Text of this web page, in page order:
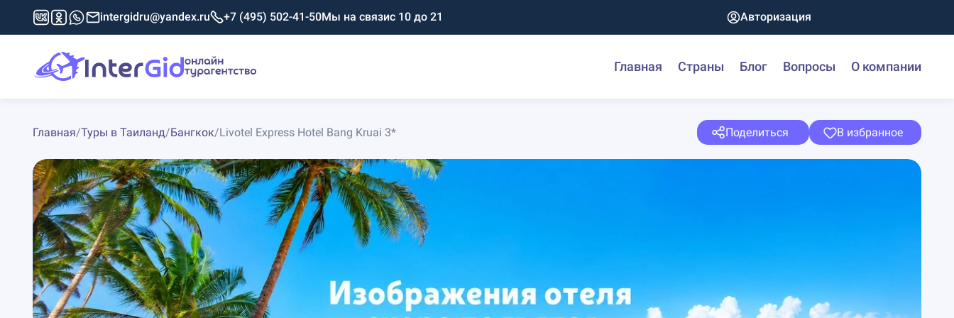
intergidru@yandex.ru +7 (495) 502-41-50Мы на связис 10 до 21 Авторизация
Главная Страны Блог Вопросы О компании
Главная/Туры в Таиланд/Бангкок/Livotel Express Hotel Bang Kruai 3* Поделиться В избранное